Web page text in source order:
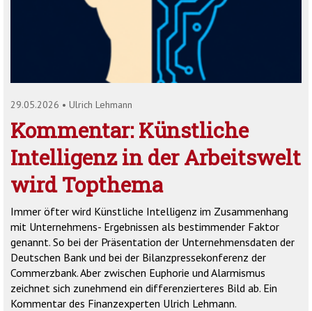
29.05.2026 • Ulrich Lehmann
Kommentar: Künstliche
Intelligenz in der Arbeitswelt
wird Topthema
Immer öfter wird Künstliche Intelligenz im Zusammenhang
mit Unternehmens- Ergebnissen als bestimmender Faktor
genannt. So bei der Präsentation der Unternehmensdaten der
Deutschen Bank und bei der Bilanzpressekonferenz der
Commerzbank. Aber zwischen Euphorie und Alarmismus
zeichnet sich zunehmend ein differenzierteres Bild ab. Ein
Kommentar des Finanzexperten Ulrich Lehmann.